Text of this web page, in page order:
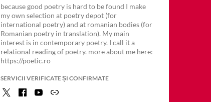
because good poetry is hard to be found I make
my own selection at poetry depot (for
international poetry) and at romanian bodies (for
Romanian poetry in translation). My main
interest is in contemporary poetry. I call it a
relational reading of poetry. more about me here:
https://poetic.ro
SERVICII VERIFICATE ȘI CONFIRMATE